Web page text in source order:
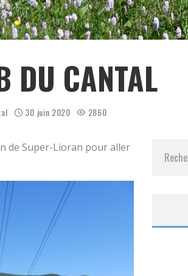
DU CANTAL
30 juin 2020 2860
de Super-Lioran pour aller